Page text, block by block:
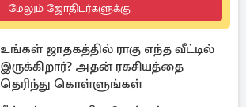
மேலும் ஜோதிடர்களுக்கு
உங்கள் ஜாதகத்தில் ராகு எந்த வீட்டில்
இருக்கிறார்? அதன் ரகசியத்தை
தெரிந்து கொள்ளுங்கள்